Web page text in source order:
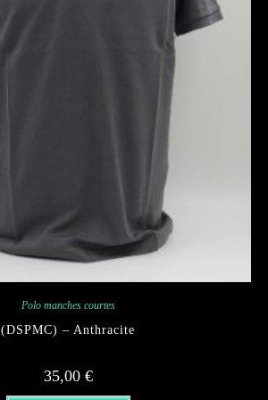
Polo manches courtes
(DSPMC) – Anthracite
35,00 €